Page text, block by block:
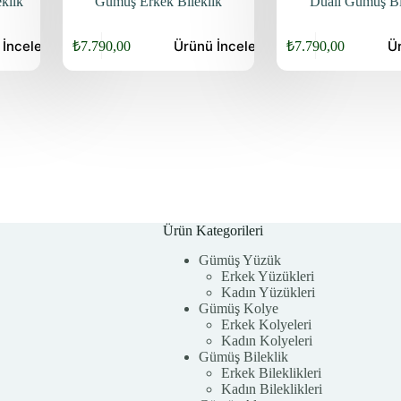
İncele
Orijinal
₺7.790,00
Şu
Ürünü İncele
Orijinal
₺7.790,00
Şu
Ürün Kategorileri
Gümüş Yüzük
Erkek Yüzükleri
Kadın Yüzükleri
Gümüş Kolye
Erkek Kolyeleri
Kadın Kolyeleri
Gümüş Bileklik
Erkek Bileklikleri
Kadın Bileklikleri